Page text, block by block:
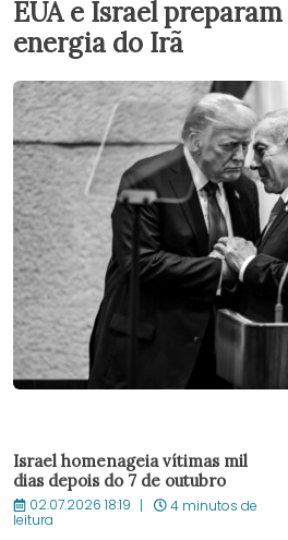
EUA e Israel
energia do Irã
Israel homenageia vítimas mil
dias depois do 7 de outubro
02.07.2026 18:19 4 minutos de
leitura